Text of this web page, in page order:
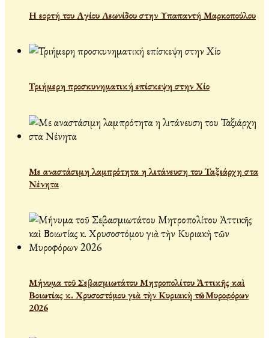
Η εορτή του Αγίου Λεωνίδου στην Υπαπαντή Μαρκοπούλου
Τριήμερη προσκυνηματική επίσκεψη στην Χίο
Με αναστάσιμη λαμπρότητα η λιτάνευση του Ταξιάρχη στα
Νένητα
Μήνυμα τοῦ Σεβασμιωτάτου Μητροπολίτου Ἀττικῆς καὶ
Βοιωτίας κ. Χρυσοστόμου γιὰ τὴν Κυριακὴ τῶν Μυροφόρων
2026